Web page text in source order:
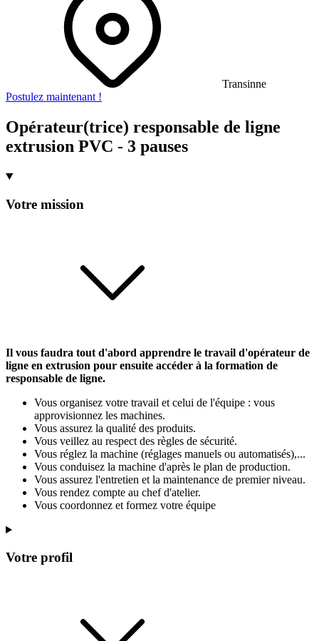
Transinne
Postulez maintenant !
Opérateur(trice) responsable de ligne
extrusion PVC - 3 pauses
Votre mission
Il vous faudra tout d'abord apprendre le travail d'opérateur de
ligne en extrusion pour ensuite accéder à la formation de
responsable de ligne.
Vous organisez votre travail et celui de l'équipe : vous
approvisionnez les machines.
Vous assurez la qualité des produits.
Vous veillez au respect des règles de sécurité.
Vous réglez la machine (réglages manuels ou automatisés),...
Vous conduisez la machine d'après le plan de production.
Vous assurez l'entretien et la maintenance de premier niveau.
Vous rendez compte au chef d'atelier.
Vous coordonnez et formez votre équipe
Votre profil